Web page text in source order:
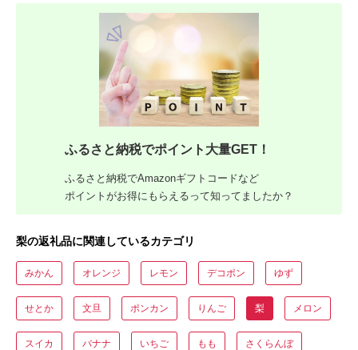
ふるさと納税でポイント大量GET！
ふるさと納税でAmazonギフトコードなど
ポイントがお得にもらえるって知ってましたか？
梨の返礼品に関連しているカテゴリ
みかん オレンジ レモン デコポン ゆず
せとか 文旦 ポンカン りんご 梨 メロン
スイカ バナナ いちご もも さくらんぼ